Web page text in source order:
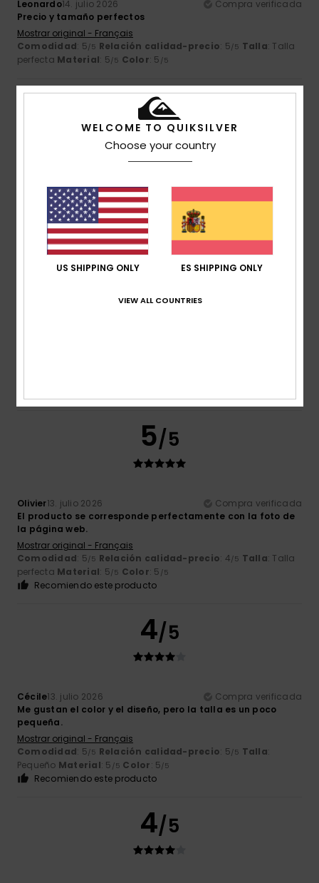
Leonardo14. julio 2026
Compra verificada
Precio y tamaño perfectos
Mostrar original - Français
Comodidad: 5/5 Relación calidad-precio: 5/5 Talla: Talla
perfecta Material: 5/5 Color: 5 /5
5/5
Está bonito y de oferta
Comodidad: 5/5 Relación calidad-precio
GrandeMaterial: 5/5 Color: 5
5 /5
5/5
Olivier13. julio 2026
Compra verificada
El producto se corresponde perfectamente con la foto de
la página web.
Mostrar original - Français
Comodidad: 5/5 Relación calidad-precio: 4/5 Talla: Talla
perfecta Material: 5/5 Color: 5 /5
Recomiendo este producto
4/5
Cécile13. julio 2026
Compra verificada
Me gustan el color y el diseño, pero la talla es un poco
pequeña.
Mostrar original - Français
Comodidad: 5/5 Relación calidad-precio: 5/5 Talla:
Pequeño Material: 5 /5 Color: 5/5
Recomiendo este producto
4/5
WELCOME TO QUIKSILVER
Choose your country
US SHIPPING ONLY ES SHIPPING ONLY
VIEW ALL COUNTRIES